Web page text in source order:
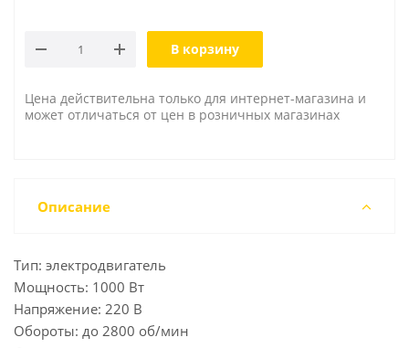
В корзину
Цена действительна только для интернет-магазина и
может отличаться от цен в розничных магазинах
Описание
Тип: электродвигатель
Мощность: 1000 Вт
Напряжение: 220 В
Обороты: до 2800 об/мин